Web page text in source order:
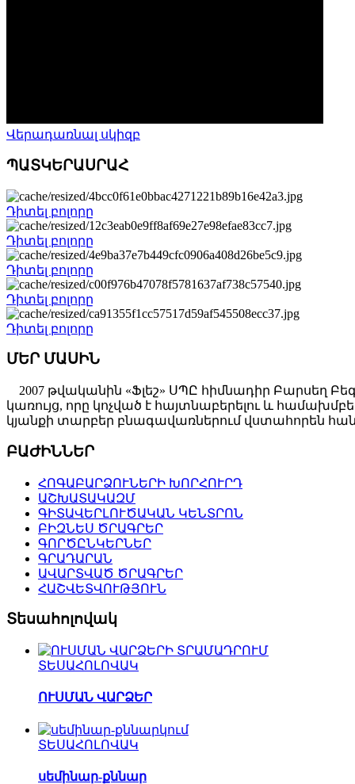
Վերադառնալ սկիզբ
ՊԱՏԿԵՐԱՍՐԱՀ
Դիտել բոլորը
Դիտել բոլորը
Դիտել բոլորը
Դիտել բոլորը
Դիտել բոլորը
ՄԵՐ ՄԱՍԻՆ
2007 թվականին «Ֆլեշ» ՍՊԸ հիմնադիր Բարսեղ
կառույց, որը կոչված է հայտնաբերելու և
կյանքի տարբեր բնագավառներում վստահորեն
ԲԱԺԻՆՆԵՐ
ՀՈԳԱԲԱՐՁՈՒՆԵՐԻ ԽՈՐՀՈՒՐԴ
ԱՇԽԱՏԱԿԱԶՄ
ԳԻՏԱՎԵՐԼՈՒԾԱԿԱՆ ԿԵՆՏՐՈՆ
ԲԻԶՆԵՍ ԾՐԱԳՐԵՐ
ԳՈՐԾԸՆԿԵՐՆԵՐ
ԳՐԱԴԱՐԱՆ
ԱՎԱՐՏՎԱԾ ԾՐԱԳՐԵՐ
ՀԱՇՎԵՏՎՈՒԹՅՈՒՆ
Տեսահոլովակ
ՏԵՍԱՀՈԼՈՎԱԿ
ՈՒՍՄԱՆ ՎԱՐՁԵՐ
ՏԵՍԱՀՈԼՈՎԱԿ
սեմինար-քննար